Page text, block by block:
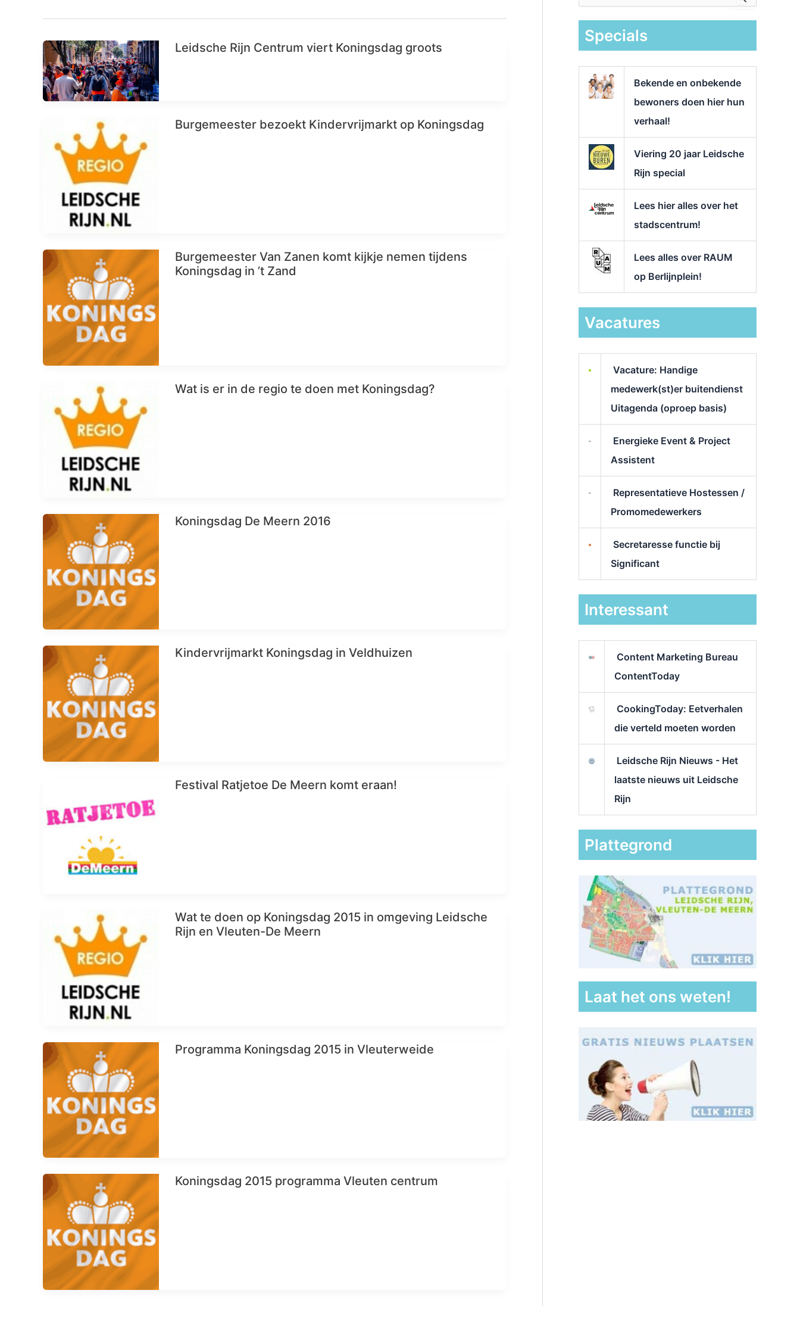
Leidsche Rijn Centrum viert Koningsdag groots
Burgemeester bezoekt Kindervrijmarkt op Koningsdag
Burgemeester Van Zanen komt kijkje nemen tijdens
Koningsdag in ’t Zand
Wat is er in de regio te doen met Koningsdag?
Koningsdag De Meern 2016
Kindervrijmarkt Koningsdag in Veldhuizen
Festival Ratjetoe De Meern komt eraan!
Wat te doen op Koningsdag 2015 in omgeving Leidsche
Rijn en Vleuten-De Meern
Programma Koningsdag 2015 in Vleuterweide
Koningsdag 2015 programma Vleuten centrum
k
Specials
Bekende en onbekende
bewoners doen hier hun
verhaal!
Viering 20 jaar Leidsche
Rijn special
Lees hier alles over het
stadscentrum!
Lees alles over RAUM
op Berlijnplein!
Vacatures
Vacature: Handige
medewerk(st)er buitendienst
Uitagenda (oproep basis)
Energieke Event & Project
Assistent
Representatieve Hostessen /
Promomedewerkers
Secretaresse functie bij
Significant
Interessant
Content Marketing Bureau
ContentToday
CookingToday: Eetverhalen
die verteld moeten worden
Leidsche Rijn Nieuws - Het
laatste nieuws uit Leidsche
Rijn
Plattegrond
Laat het ons weten!